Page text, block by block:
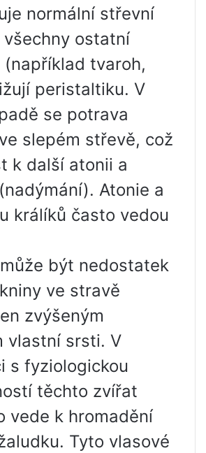
normální střevní
ostatní
tvaroh,
peristaltiku. V
se potrava
slepém střevě, což
k další atonii a
Atonie a
králíků často vedou
být nedostatek
ve stravě
zvýšeným
vlastní srsti. V
s fyziologickou
těchto zvířat
vede k hromadění
Tyto vlasové